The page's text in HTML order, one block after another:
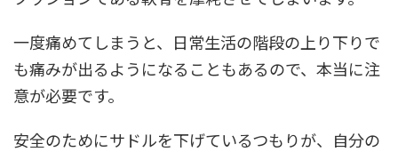
一度痛めてしまうと、日常生活の階段の上り下りで
も痛みが出るようになることもあるので、本当に注
意が必要です。
安全のためにサドルを下げているつもりが、自分の